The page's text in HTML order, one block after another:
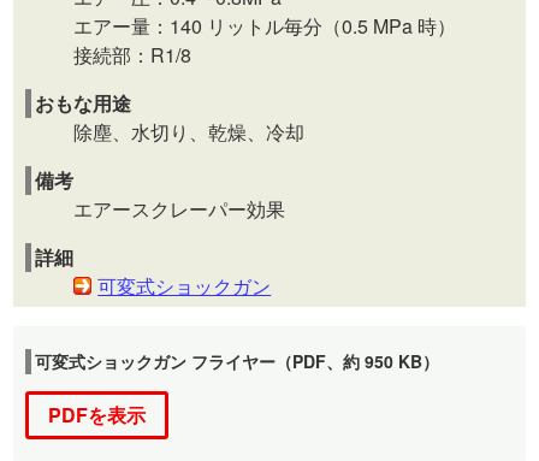
エアー量：140 リットル毎分（0.5 MPa 時）
接続部：R1/8
おもな用途
除塵、水切り、乾燥、冷却
備考
エアースクレーパー効果
詳細
可変式ショックガン
可変式ショックガン フライヤー（PDF、約 950 KB）
PDFを表示